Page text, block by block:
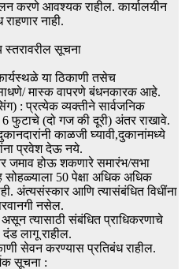
करणे आवश्यक राहील. कार्यालयीन
नाही.
स्तरावरील सूचना
या ठिकाणी तसेच
मास्क वापरणे बंधनकारक आहे.
: प्रत्येक व्यक्तीने सार्वजनिक
6 फुटाचे (दो गज की दूरी) अंतर राखावे.
काळजी घ्यावी,दुकानांमध्ये
प्रवेश देऊ नये.
जमाव होऊ शकणारे समारंभ/सभा
सोहळ्याला 50 पेक्षा अधिक अधिक
अंत्यसंस्कार आणि त्यासंबंधित विधींना
नसेल.
त्यासाठी संबंधित प्राधिकरणाचे
लागू राहील.
सेवन करण्यास प्रतिबंध राहील.
सूचना :